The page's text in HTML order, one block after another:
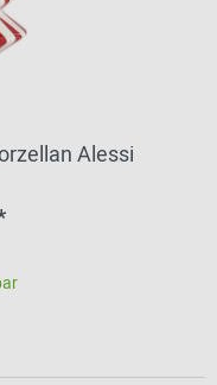
Alessi